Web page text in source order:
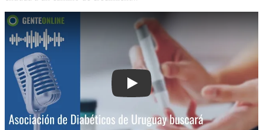
Play: Asociación de Diabéticos de